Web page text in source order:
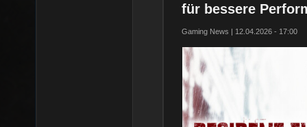
für bessere
Gaming News | 12.04.2026 - 17:00